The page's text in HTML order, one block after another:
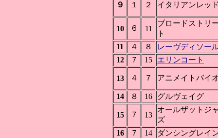
９ １ ２ イタリアンレッ
10 ６ 11
ブロードストリ
ト
11
４ ８
レーヴディソー
12
７ 15 エリンコート
13 ４ ７ アニメイトバイ
14 ８ 16 グルヴェイグ
15 ７ 13
オールザットジ
ズ
16
７ 14 ダンシングレイ